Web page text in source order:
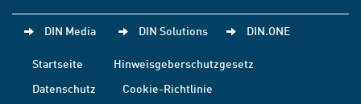
DIN Media DIN Solutions DIN.ONE
Startseite
Hinweisgeberschutzgesetz
Datenschutz
Cookie-Richtlinie